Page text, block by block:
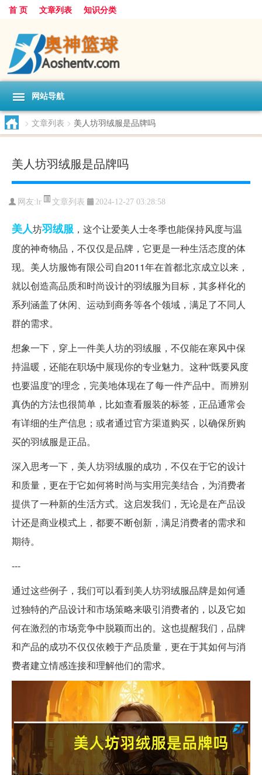
首 页 文章列表 知识分类
网站导航
> 文章列表 > 美人坊羽绒服是品牌吗
美人坊羽绒服是品牌吗
网友:lr 文章列表 2024-12-27 03:28:58
美人坊羽绒服 ，这个让爱美人士冬季也能保持风度与温
度的神奇物品，不仅仅是品牌，它更是一种生活态度的体
现。美人坊服饰有限公司自2011年在首都北京成立以来，
就以创造高品质和时尚设计的羽绒服为目标，其多样化的
系列涵盖了休闲、运动到商务等各个领域，满足了不同人
群的需求。
想象一下，穿上一件美人坊的羽绒服，不仅能在寒风中保
持温暖，还能在职场中展现你的专业魅力。这种“既要风度
也要温度”的理念，完美地体现在了每一件产品中。而辨别
真伪的方法也很简单，比如查看服装的标签，正品通常会
有详细的生产信息；或者通过官方渠道购买，以确保所购
买的羽绒服是正品。
深入思考一下，美人坊羽绒服的成功，不仅在于它的设计
和质量，更在于它如何将时尚与实用完美结合，为消费者
提供了一种新的生活方式。这启发我们，无论是在产品设
计还是商业模式上，都要不断创新，满足消费者的需求和
期待。
---
通过这些例子，我们可以看到美人坊羽绒服品牌是如何通
过独特的产品设计和市场策略来吸引消费者的，以及它如
何在激烈的市场竞争中脱颖而出的。这也提醒我们，品牌
和产品的成功不仅仅依赖于产品质量，更在于其如何与消
费者建立情感连接和理解他们的需求。